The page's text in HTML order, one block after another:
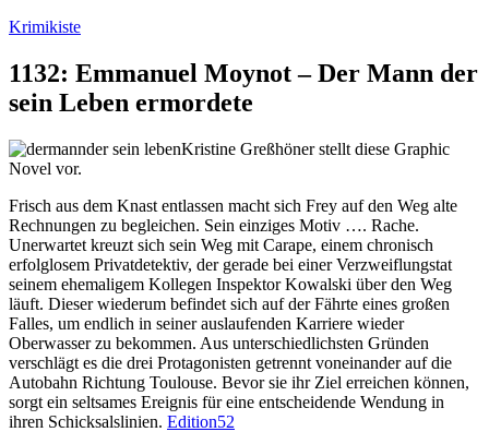
Zum
springen
Krimikiste
1132: Emmanuel Moynot – Der Mann der
sein Leben ermordete
Kristine Greßhöner stellt diese Graphic
Novel vor.
Frisch aus dem Knast entlassen macht sich Frey auf den Weg alte
Rechnungen zu begleichen. Sein einziges Motiv …. Rache.
Unerwartet kreuzt sich sein Weg mit Carape, einem chronisch
erfolglosem Privatdetektiv, der gerade bei einer Verzweiflungstat
seinem ehemaligem Kollegen Inspektor Kowalski über den Weg
läuft. Dieser wiederum befindet sich auf der Fährte eines großen
Falles, um endlich in seiner auslaufenden Karriere wieder
Oberwasser zu bekommen. Aus unterschiedlichsten Gründen
verschlägt es die drei Protagonisten getrennt voneinander auf die
Autobahn Richtung Toulouse. Bevor sie ihr Ziel erreichen können,
sorgt ein seltsames Ereignis für eine entscheidende Wendung in
ihren Schicksalslinien. Edition52